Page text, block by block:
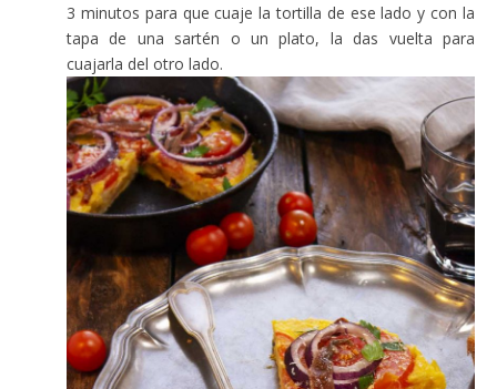
3 minutos para que cuaje la tortilla de ese lado y con la
tapa de una sartén o un plato, la das vuelta para
cuajarla del otro lado.